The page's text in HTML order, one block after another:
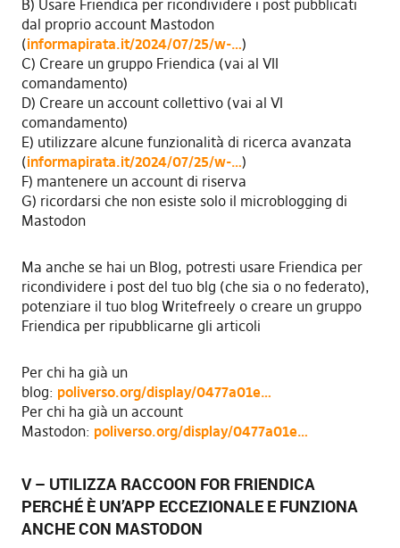
B) Usare Friendica per ricondividere i post pubblicati
dal proprio account Mastodon
(informapirata.it/2024/07/25/w-…)
C) Creare un gruppo Friendica (vai al VII
comandamento)
D) Creare un account collettivo (vai al VI
comandamento)
E) utilizzare alcune funzionalità di ricerca avanzata
(informapirata.it/2024/07/25/w-…)
F) mantenere un account di riserva
G) ricordarsi che non esiste solo il microblogging di
Mastodon
Ma anche se hai un Blog, potresti usare Friendica per
ricondividere i post del tuo blg (che sia o no federato),
potenziare il tuo blog Writefreely o creare un gruppo
Friendica per ripubblicarne gli articoli
Per chi ha già un
blog: poliverso.org/display/0477a01e…
Per chi ha già un account
Mastodon: poliverso.org/display/0477a01e…
V – UTILIZZA RACCOON FOR FRIENDICA
PERCHÉ È UN’APP ECCEZIONALE E FUNZIONA
ANCHE CON MASTODON